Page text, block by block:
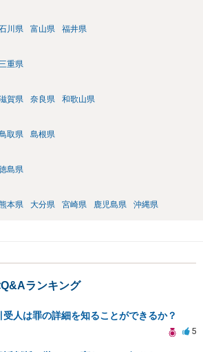
川県 富山県 福井県
重県
賀県 奈良県 和歌山県
取県 島根県
島県
本県 大分県 宮崎県 鹿児島県 沖縄県
ランキング
受人は罪の詳細を知ることができるか？
5